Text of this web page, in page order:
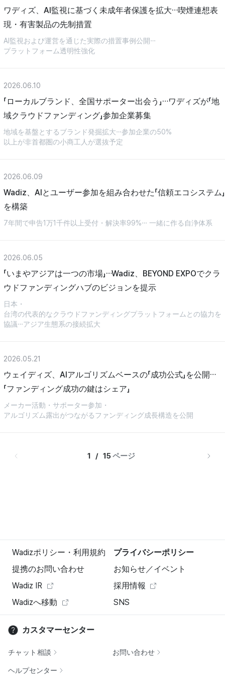
ワディズ、AI監視に基づく未成年者保護を拡大…喫煙連想表
現・有害製品の先制措置
AI監視および運営を通じた実際の措置事例公開…
プラットフォーム透明性強化
2026.06.10
「ローカルブランド、全国サポーター出会う」…ワディズが「地
域クラウドファンディング」参加企業募集
地域を基盤とするブランド発掘拡大…参加企業の50%
以上が非首都圏の小商工人が選抜予定
2026.06.09
Wadiz、AIとユーザー参加を組み合わせた「信頼エコシステム」
を構築
7年間で申告1万1千件以上受付・解決率99%… 一緒に作る自浄体系
2026.06.05
「いまやアジアは一つの市場」…Wadiz、BEYOND EXPOでクラ
ウドファンディングハブのビジョンを提示
日本・
台湾の代表的なクラウドファンディングプラットフォームとの協力を
協議…アジア生態系の接続拡大
2026.05.21
ウェイディズ、AIアルゴリズムベースの「成功公式」を公開…
「ファンディング成功の鍵はシェア」
メーカー活動・サポーター参加・
アルゴリズム露出がつながるファンディング成長構造を公開
1   /   15 ページ
Wadizポリシー・利用規約
プライバシーポリシー
提携のお問い合わせ
お知らせ／イベント
Wadiz IR
採用情報
Wadizへ移動
SNS
カスタマーセンター
チャット相談 お問い合わせ
ヘルプセンター